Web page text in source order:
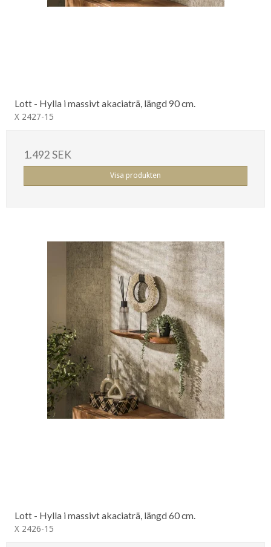
Lott - Hylla i massivt akaciaträ, längd 90 cm.
X 2427-15
1.492 SEK
Visa produkten
Lott - Hylla i massivt akaciaträ, längd 60 cm.
X 2426-15